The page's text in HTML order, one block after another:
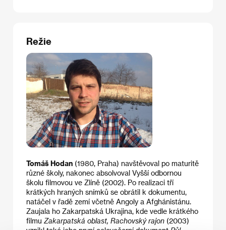
Režie
Tomáš Hodan (1980, Praha) navštěvoval po maturitě
různé školy, nakonec absolvoval Vyšší odbornou
školu filmovou ve Zlíně (2002). Po realizaci tří
krátkých hraných snímků se obrátil k dokumentu,
natáčel v řadě zemí včetně Angoly a Afghánistánu.
Zaujala ho Zakarpatská Ukrajina, kde vedle krátkého
filmu Zakarpatská oblast, Rachovský rajon (2003)